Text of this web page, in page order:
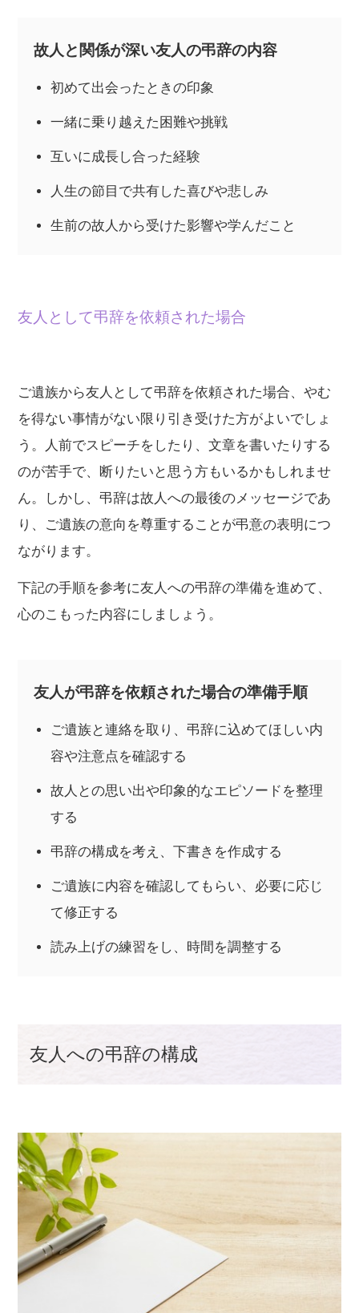
故人と関係が深い友人の弔辞の内容
初めて出会ったときの印象
一緒に乗り越えた困難や挑戦
互いに成長し合った経験
人生の節目で共有した喜びや悲しみ
生前の故人から受けた影響や学んだこと
友人として弔辞を依頼された場合
ご遺族から友人として弔辞を依頼された場合、やむ
を得ない事情がない限り引き受けた方がよいでしょ
う。人前でスピーチをしたり、文章を書いたりする
のが苦手で、断りたいと思う方もいるかもしれませ
ん。しかし、弔辞は故人への最後のメッセージであ
り、ご遺族の意向を尊重することが弔意の表明につ
ながります。
下記の手順を参考に友人への弔辞の準備を進めて、
心のこもった内容にしましょう。
友人が弔辞を依頼された場合の準備手順
ご遺族と連絡を取り、弔辞に込めてほしい内
容や注意点を確認する
故人との思い出や印象的なエピソードを整理
する
弔辞の構成を考え、下書きを作成する
ご遺族に内容を確認してもらい、必要に応じ
て修正する
読み上げの練習をし、時間を調整する
友人への弔辞の構成